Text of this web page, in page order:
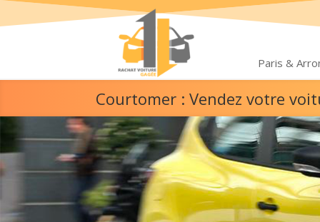
Paris &
Courtomer : Vendez votre